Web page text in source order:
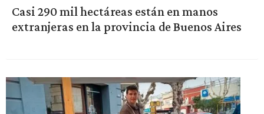
Casi 290 mil hectáreas están en manos
extranjeras en la provincia de Buenos Aires